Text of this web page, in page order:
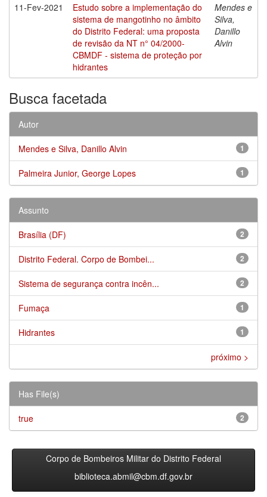
11-Fev-2021
Estudo sobre a implementação do
sistema de mangotinho no âmbito
do Distrito Federal: uma proposta
de revisão da NT n° 04/2000-
CBMDF - sistema de proteção por
hidrantes
Mendes e
Silva,
Danillo
Alvin
Busca facetada
Autor
1
Mendes e Silva, Danillo Alvin
1
Palmeira Junior, George Lopes
Assunto
2
Brasília (DF)
2
Distrito Federal. Corpo de Bombei...
2
Sistema de segurança contra incên...
1
Fumaça
1
Hidrantes
próximo >
Has File(s)
2
true
Corpo de Bombeiros Militar do Distrito Federal
biblioteca.abmil@cbm.df.gov.br